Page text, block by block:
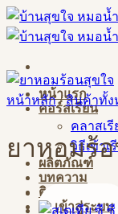
Skip
to
content
หน้าแรก
คอร์สเรียน
คลาสเรี
วิธีเข้าเ
ผลิตภัณฑ์
บทความ
ติดต่อสอบถาม
เข้าสู่ระบบ
หน้าหลัก / สินค้าทั้ง
ยาหอมร้